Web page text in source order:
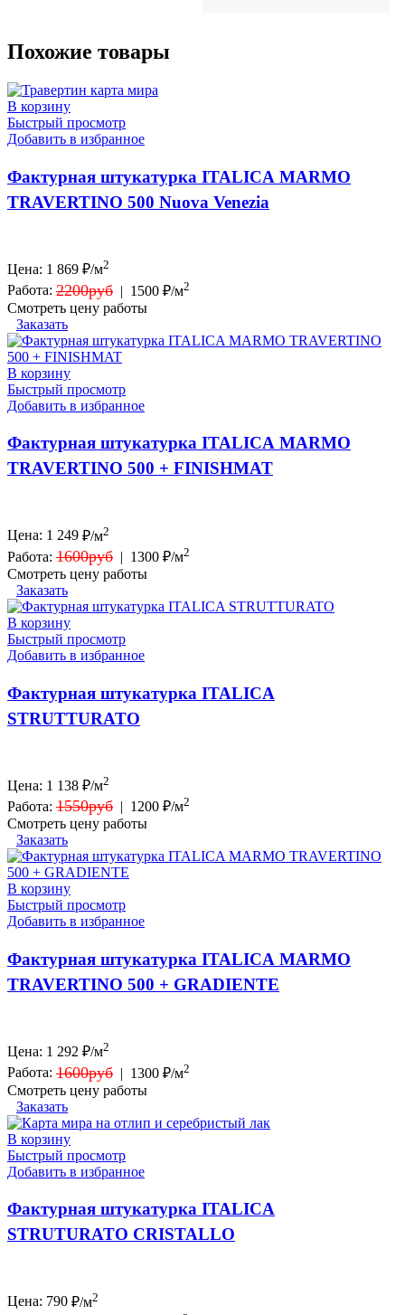
Похожие товары
В корзину
Быстрый просмотр
Добавить в избранное
Фактурная штукатурка ITALICA MARMO
TRAVERTINO 500 Nuova Venezia
Цена: 1 869 ₽/м2
Работа: 2200руб | 1500 ₽/м2
Смотреть цену работы
Заказать
В корзину
Быстрый просмотр
Добавить в избранное
Фактурная штукатурка ITALICA MARMO
TRAVERTINO 500 + FINISHMAT
Цена: 1 249 ₽/м2
Работа: 1600руб | 1300 ₽/м2
Смотреть цену работы
Заказать
В корзину
Быстрый просмотр
Добавить в избранное
Фактурная штукатурка ITALICA
STRUTTURATO
Цена: 1 138 ₽/м2
Работа: 1550руб | 1200 ₽/м2
Смотреть цену работы
Заказать
В корзину
Быстрый просмотр
Добавить в избранное
Фактурная штукатурка ITALICA MARMO
TRAVERTINO 500 + GRADIENTE
Цена: 1 292 ₽/м2
Работа: 1600руб | 1300 ₽/м2
Смотреть цену работы
Заказать
В корзину
Быстрый просмотр
Добавить в избранное
Фактурная штукатурка ITALICA
STRUTURATO CRISTALLO
Цена: 790 ₽/м2